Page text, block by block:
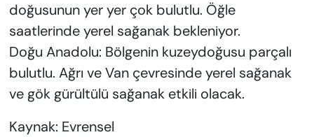
doğusunun yer yer çok bulutlu. Öğle
saatlerinde yerel sağanak bekleniyor.
Doğu Anadolu: Bölgenin kuzeydoğusu parçalı
bulutlu. Ağrı ve Van çevresinde yerel sağanak
ve gök gürültülü sağanak etkili olacak.
Kaynak: Evrensel